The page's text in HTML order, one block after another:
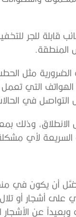
قابلة للجر
المنطقة.
الضرورية مثل
التي تعمل
في الحالات
الانطلاق،
السريعة لأي
أن يكون في
على أشجار أو
عن الأشجار